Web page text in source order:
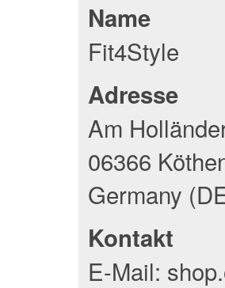
Name
Fit4Style
Adresse
Am
06366
Germany
Kontakt
E-Mail: